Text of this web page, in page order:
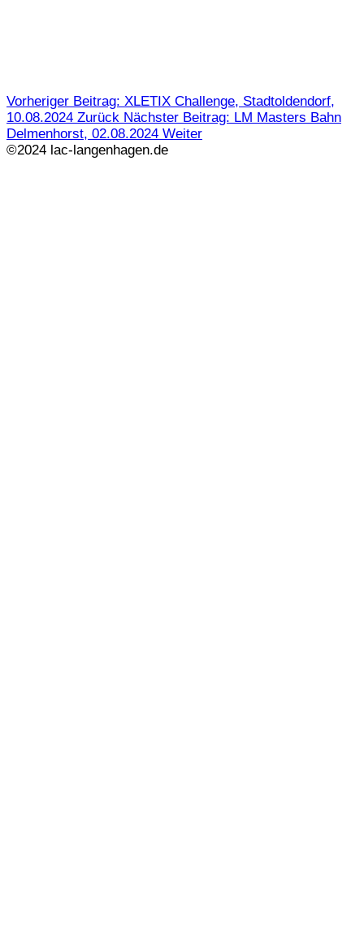
Vorheriger Beitrag: XLETIX Challenge, Stadtoldendorf,
10.08.2024 Zurück Nächster Beitrag: LM Masters Bahn
Delmenhorst, 02.08.2024 Weiter
©2024 lac-langenhagen.de